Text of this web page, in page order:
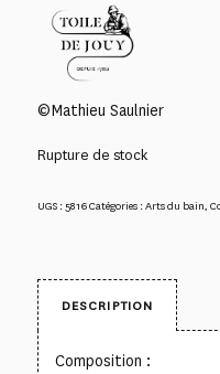
©Mathieu Saulnier
Rupture de stock
UGS : 5816Catégories :Arts du bain,
DESCRIPTION
Composition :